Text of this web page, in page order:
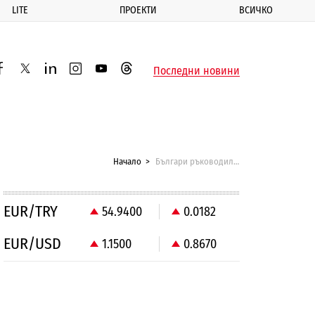
LITE ПРОЕКТИ ВСИЧКО
twitterlinkedininstagram
youtubethreadsПоследни новини
Начало Българи ръководили група за фалшифициране на документи в Чехия
EUR/TRY 54.9400 0.0182
EUR/USD 1.1500 0.8670